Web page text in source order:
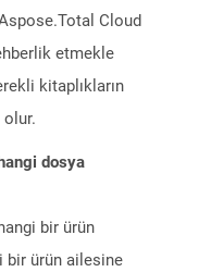
Cloud
etmekle
kitaplıkların
olur.
dosya
bir ürün
bir ürün ailesine